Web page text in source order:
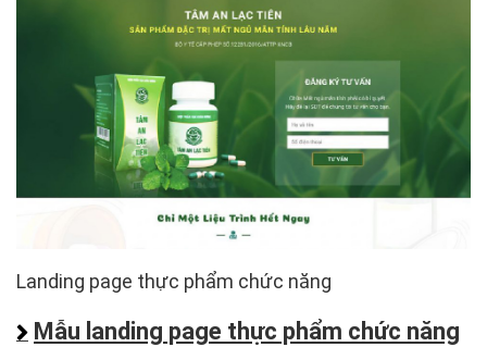
Landing page thực phẩm chức năng
Mẫu landing page thực phẩm chức năng